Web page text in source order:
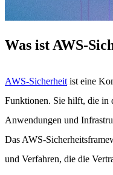
Was ist AWS-
AWS-Sicherheit ist eine
Funktionen. Sie hilft, die in
Anwendungen und
Das AWS-
und Verfahren, die die